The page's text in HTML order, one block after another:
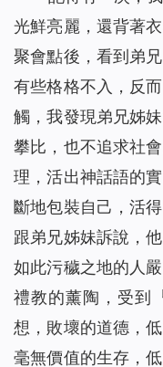
光鮮亮麗，還背著
聚會點後，看到弟
有些格格不入，反
觸，我發現弟兄姊
攀比，也不追求社
理，活出神話語的
斷地包裝自己，活
跟弟兄姊妹訴說，
如此污穢之地的人
禮教的薰陶，受到
想，敗壞的道德，
毫無價值的生存，